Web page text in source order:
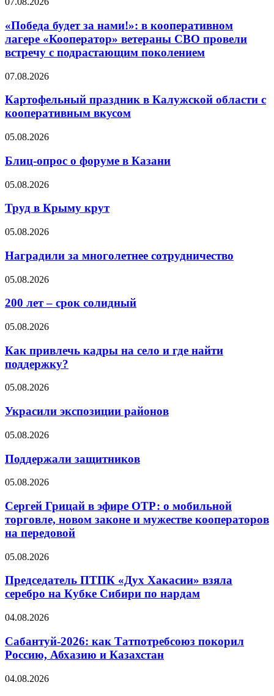
«Победа будет за нами!»: в кооперативном
лагере «Кооператор» ветераны СВО провели
встречу с подрастающим поколением
07.08.2026
Картофельный праздник в Калужской области с
кооперативным вкусом
05.08.2026
Блиц-опрос о форуме в Казани
05.08.2026
Труд в Крыму крут
05.08.2026
Наградили за многолетнее сотрудничество
05.08.2026
200 лет – срок солидный
05.08.2026
Как привлечь кадры на село и где найти
поддержку?
05.08.2026
Украсили экспозиции районов
05.08.2026
Поддержали защитников
05.08.2026
Сергей Грицай в эфире ОТР: о мобильной
торговле, новом законе и мужестве кооператоров
на передовой
05.08.2026
Председатель ПТПК «Дух Хакасии» взяла
серебро на Кубке Сибири по нардам
04.08.2026
Сабантуй-2026: как Татпотребсоюз покорил
Россию, Абхазию и Казахстан
04.08.2026